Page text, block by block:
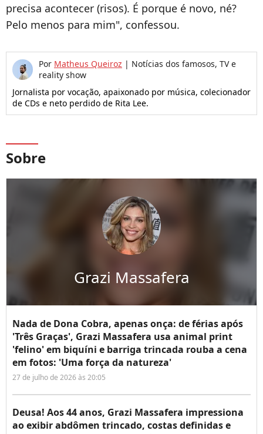
precisa acontecer (risos). É porque é novo, né?
Pelo menos para mim", confessou.
Por Matheus Queiroz | Notícias dos famosos, TV e
reality show
Jornalista por vocação, apaixonado por música, colecionador
de CDs e neto perdido de Rita Lee.
Sobre
Grazi Massafera
Nada de Dona Cobra, apenas onça: de férias após
'Três Graças', Grazi Massafera usa animal print
'felino' em biquíni e barriga trincada rouba a cena
em fotos: 'Uma força da natureza'
27 de julho de 2026 às 20:05
Deusa! Aos 44 anos, Grazi Massafera impressiona
ao exibir abdômen trincado, costas definidas e